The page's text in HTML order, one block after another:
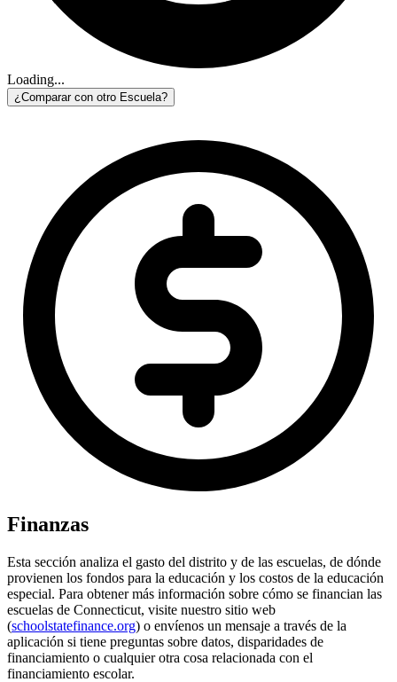
Loading...
¿Comparar con otro Escuela?
Finanzas
Esta sección analiza el gasto del distrito y de las escuelas, de dónde
provienen los fondos para la educación y los costos de la educación
especial. Para obtener más información sobre cómo se financian las
escuelas de Connecticut, visite nuestro sitio web
(schoolstatefinance.org) o envíenos un mensaje a través de la
aplicación si tiene preguntas sobre datos, disparidades de
financiamiento o cualquier otra cosa relacionada con el
financiamiento escolar.